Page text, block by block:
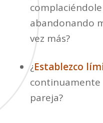
abandonando
vez más?
¿Establezco
pareja?